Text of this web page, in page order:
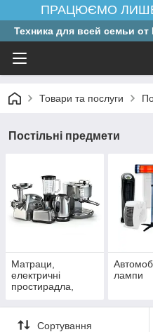
ПРАЦЮЄМО
Техника для всей семьи от
Товари та послуги
Постільні предмети
Матраци,
електричні
простирадла,
лампи
Сортування